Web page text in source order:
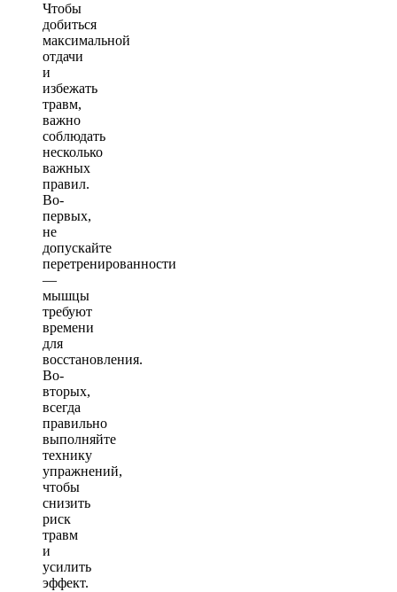
Чтобы
добиться
максимальной
отдачи
и
избежать
травм,
важно
соблюдать
несколько
важных
правил.
Во-
первых,
не
допускайте
перетренированности
—
мышцы
требуют
времени
для
восстановления.
Во-
вторых,
всегда
правильно
выполняйте
технику
упражнений,
чтобы
снизить
риск
травм
и
усилить
эффект.